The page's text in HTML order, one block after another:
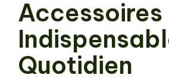
Accessoires
Quotidien